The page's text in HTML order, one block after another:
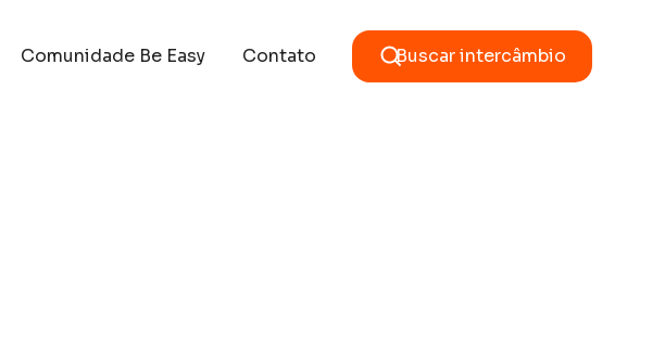
Comunidade Be Easy Contato Buscar intercâmbio